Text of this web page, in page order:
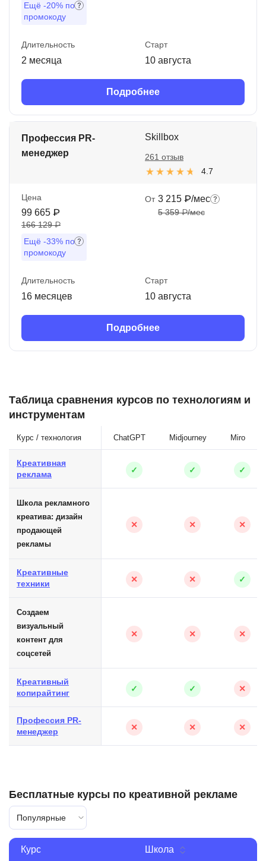
Ещё -20% по
промокоду
Длительность
2 месяца
Старт
10 августа
Подробнее
Профессия PR-
менеджер
Skillbox
4.7
261 отзыв
Цена
99 665 ₽
166 129 ₽
Ещё -33% по
промокоду
От 3 215 ₽/мес
5 359 ₽/мес
Длительность
16 месяцев
Старт
10 августа
Подробнее
Таблица сравнения курсов по технологиям и
инструментам
Курс / технология ChatGPT Midjourney Miro
Креативная
реклама
✓ ✓ ✓
Школа рекламного
креатива: дизайн
продающей
рекламы
✕ ✕ ✕
Креативные
техники
✕ ✕ ✓
Создаем
визуальный
контент для
соцсетей
✕ ✕ ✕
Креативный
копирайтинг
✓ ✓ ✕
Профессия PR-
менеджер
✕ ✕ ✕
Бесплатные курсы по креативной рекламе
Популярные
Курс Школа